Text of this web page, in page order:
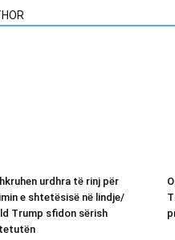
urdhra të rinj për
e shtetësisë në lindje/
Trump sfidon sërish